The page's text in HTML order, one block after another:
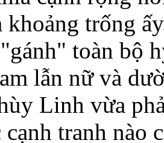
khoảng trống
toàn bộ
lẫn nữ và
Linh vừa
tranh nào